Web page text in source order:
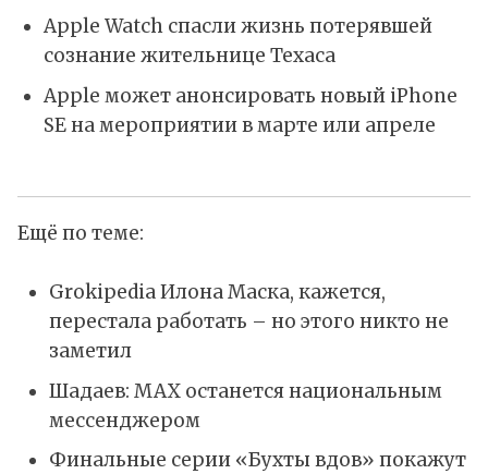
Apple Watch спасли жизнь потерявшей
сознание жительнице Техаса
Apple может анонсировать новый iPhone
SE на мероприятии в марте или апреле
Ещё по теме:
Grokipedia Илона Маска, кажется,
перестала работать – но этого никто не
заметил
Шадаев: MAX останется национальным
мессенджером
Финальные серии «Бухты вдов» покажут